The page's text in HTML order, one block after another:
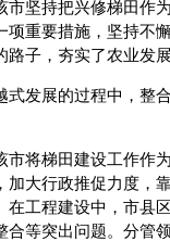
市坚持把兴修梯田作
项重要措施，坚持不
子，夯实了农业发展
发展的过程中，整
将梯田建设工作作为
大行政推促力度，
在工程建设中，市县
合等突出问题。分管